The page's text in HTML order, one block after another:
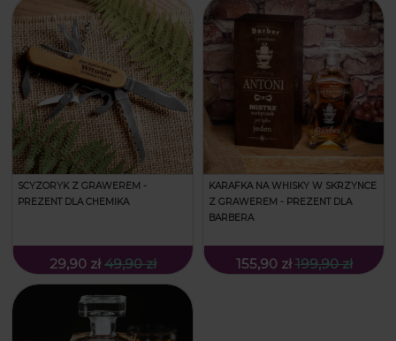
SCYZORYK Z GRAWEREM -
PREZENT DLA CHEMIKA
29,90 zł 49,90 zł
KARAFKA NA WHISKY W SKRZYNCE
Z GRAWEREM - PREZENT DLA
BARBERA
155,90 zł 199,90 zł